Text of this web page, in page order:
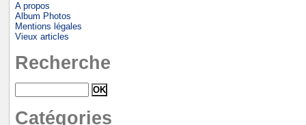
A propos
Album Photos
Mentions légales
Vieux articles
Recherche
Catégories